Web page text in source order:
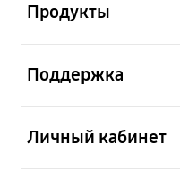
Продукты
Поддержка
Личный кабинет